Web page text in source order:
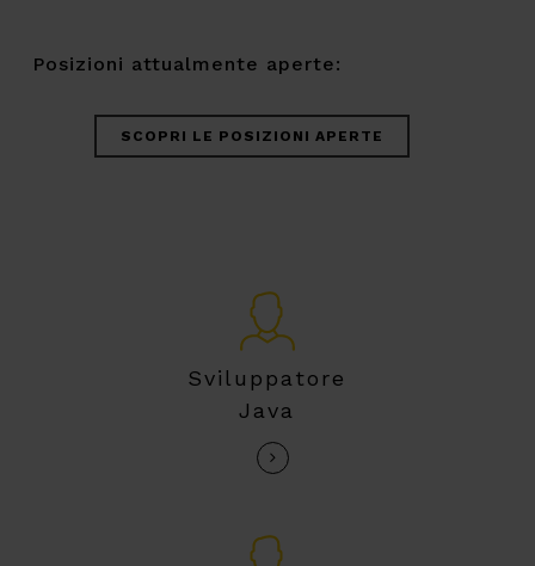
Posizioni attualmente aperte:
SCOPRI LE POSIZIONI APERTE
Sviluppatore
Java